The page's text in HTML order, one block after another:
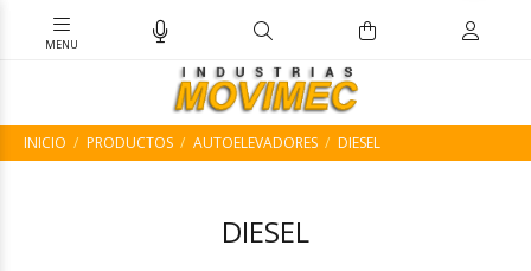
INICIO PRODUCTOS AUTOELEVADORES DIESEL
DIESEL